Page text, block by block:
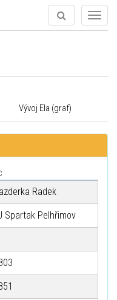
Vývoj Ela (graf)
Radek
Spartak Pelhřimov